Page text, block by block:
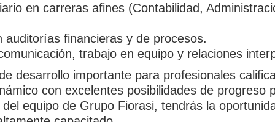
en carreras afines (Contabilidad,
auditorías financieras y de procesos.
trabajo en equipo y relaciones
desarrollo importante para profesionales
con excelentes posibilidades de progreso
equipo de Grupo Fiorasi, tendrás la